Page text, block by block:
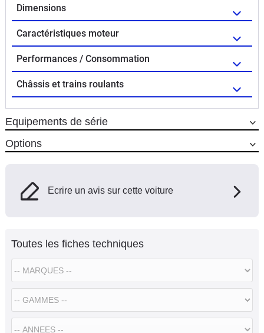
Dimensions
Caractéristiques moteur
Performances / Consommation
Châssis et trains roulants
Equipements de série
Options
Ecrire un avis sur cette voiture
Toutes les fiches techniques